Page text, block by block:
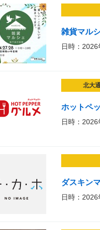
雑貨マル
日時：
北大
ホットペ
日時：
ダスキン
日時：